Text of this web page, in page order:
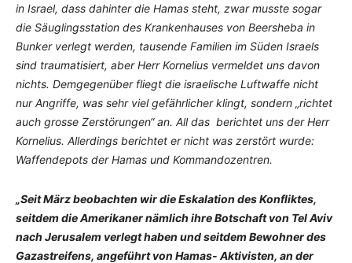
in Israel, dass dahinter die Hamas steht, zwar musste sogar
die Säuglingsstation des Krankenhauses von Beersheba in
Bunker verlegt werden, tausende Familien im Süden Israels
sind traumatisiert, aber Herr Kornelius vermeldet uns davon
nichts. Demgegenüber fliegt die israelische Luftwaffe nicht
nur Angriffe, was sehr viel gefährlicher klingt, sondern „richtet
auch grosse Zerstörungen“ an. All das berichtet uns der Herr
Kornelius. Allerdings berichtet er nicht was zerstört wurde:
Waffendepots der Hamas und Kommandozentren.
„Seit März beobachten wir die Eskalation des Konfliktes,
seitdem die Amerikaner nämlich ihre Botschaft von Tel Aviv
nach Jerusalem verlegt haben und seitdem Bewohner des
Gazastreifens, angeführt von Hamas- Aktivisten, an der